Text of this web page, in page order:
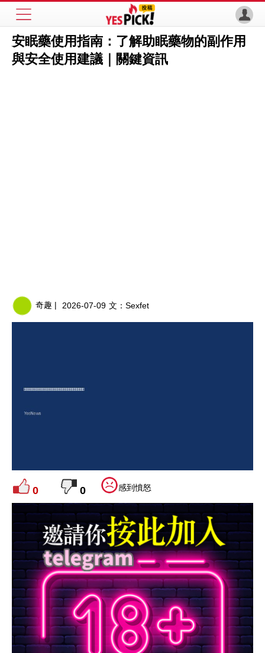
安眠藥使用指南：了解助眠藥物的副作用
與安全使用建議｜關鍵資訊
奇趣 | 2026-07-09 文： Sexfet
0 0 感到憤怒